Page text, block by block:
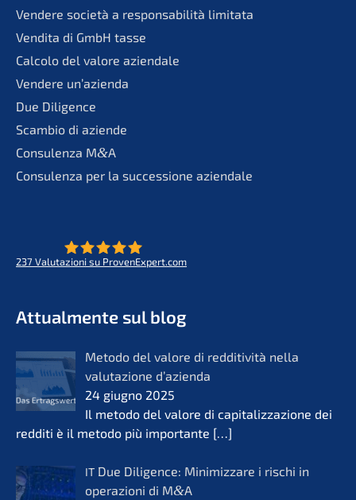
Vende­re socie­tà a responsa­bi­li­tà limitata
Vendita di GmbH tasse
Calco­lo del valore aziendale
Vende­re un’azienda
Due Diligence
Scambio di aziende
Consu­len­za M&A
Consu­len­za per la succes­sio­ne aziendale
237 Valuta­zio­ni su ProvenExpert.com
Attual­men­te sul blog
Metodo del valore di reddi­ti­vi­tà nella
valuta­zio­ne d’azi­en­da
24 giugno 2025
Il metodo del valore di capita­liz­za­zio­ne dei
reddi­ti è il metodo più importan­te […]
IT Due Diligence: Minimiz­za­re i rischi in
opera­zio­ni di M&A